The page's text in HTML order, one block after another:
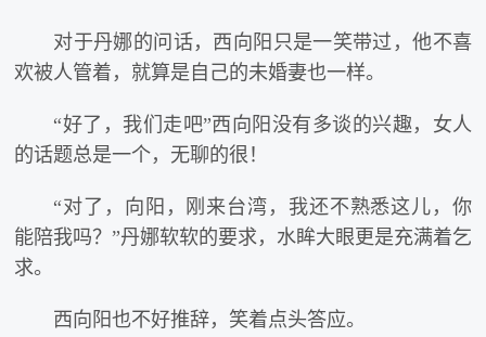
对于丹娜的问话，西向阳只是一笑带过，他不喜
欢被人管着，就算是自己的未婚妻也一样。
“好了，我们走吧”西向阳没有多谈的兴趣，女人
的话题总是一个，无聊的很！
“对了，向阳，刚来台湾，我还不熟悉这儿，你
能陪我吗？”丹娜软软的要求，水眸大眼更是充满着乞
求。
西向阳也不好推辞，笑着点头答应。